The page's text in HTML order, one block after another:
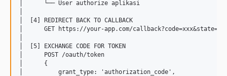
│      └── User authorize aplikasi
│  [4] REDIRECT BACK TO CALLBACK
│      GET https://your-app.com/
│  [5] EXCHANGE CODE FOR TOKEN
│      POST /oauth/token
│      {
│          grant_type: 'authorization_code',